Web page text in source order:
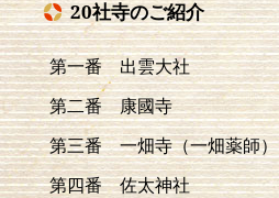
20社寺のご紹介
第一番 出雲大社
第二番 康國寺
第三番 一畑寺（一畑薬師）
第四番 佐太神社